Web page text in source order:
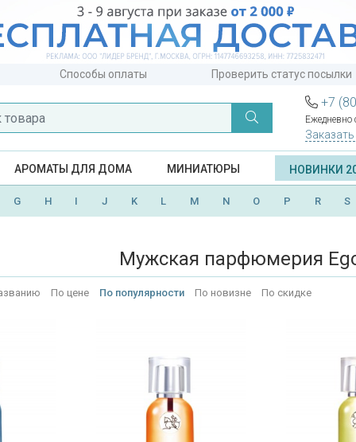
Способы оплаты Проверить статус посылки
+7
Ежедневно
АРОМАТЫ ДЛЯ ДОМА МИНИАТЮРЫ НОВИНКИ
G H I J K L M N O P R S
Мужская парфюмерия
По цене По популярности По новизне По скидке